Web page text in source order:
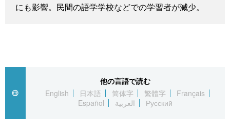
スポーツ・東京2020
Topics
にも影響。民間の語学学校などでの学習者が減少。
他の言語で読む
English
日本語 简体字 繁體字
Français
Español
العربية Русский